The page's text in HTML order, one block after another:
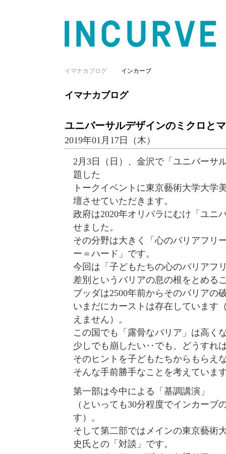
イマナカブログ
イマナカブログ インカーブ
ユニバーサルデザインのミクロと
2019年01月17日（木）
2月3日（日）、金沢で「ユニバーサ
題した
トークイベントに東京藝術大学大学
壇させていただきます。
政府は2020年オリパラにむけ「ユニ
せました。
その分野は大きく「心のバリアフリ
ー＝ハード」です。
今回は「子どもたちの心のバリアフ
差別というバリアの息の根をとめる
ブッダは2500年前からそのバリアの
いまだにカーストは存在しています
えません）。
この国でも「露骨なバリア」は高く
少しでも崩したい‥でも、どうすれ
そのヒントを子どもたちからもらえ
そんな手前勝手なことを考えていま
第一部は今中による「基調講演」
（といっても30分程度でインカーブ
す）。
そして第二部ではメインの東京藝術
史氏との「対談」です。